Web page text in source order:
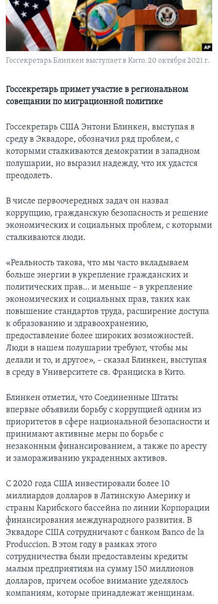
Learning English
СОЦИАЛЬНЫЕ СЕТИ
Языки
Госсекретарь Блинкен выступает в Кито. 20 октября 2021 г.
Госсекретарь примет участие в региональном
совещании по миграционной политике
Госсекретарь США Энтони Блинкен, выступая в
среду в Эквадоре, обозначил ряд проблем, с
которыми сталкиваются демократии в западном
полушарии, но выразил надежду, что их удастся
преодолеть.
В числе первоочередных задач он назвал
коррупцию, гражданскую безопасность и решение
экономических и социальных проблем, с которыми
сталкиваются люди.
«Реальность такова, что мы часто вкладываем
больше энергии в укрепление гражданских и
политических прав… и меньше – в укрепление
экономических и социальных прав, таких как
повышение стандартов труда, расширение доступа
к образованию и здравоохранению,
предоставление более широких возможностей.
Люди в нашем полушарии требуют, чтобы мы
делали и то, и другое», – сказал Блинкен, выступая
в среду в Университете св. Франциска в Кито.
Блинкен отметил, что Соединенные Штаты
впервые объявили борьбу с коррупцией одним из
приоритетов в сфере национальной безопасности и
принимают активные меры по борьбе с
незаконным финансированием, а также по аресту
и замораживанию украденных активов.
С 2020 года США инвестировали более 10
миллиардов долларов в Латинскую Америку и
страны Карибского бассейна по линии Корпорации
финансирования международного развития. В
Эквадоре США сотрудничают с банком Banco de la
Produccion. В этом году в рамках этого
сотрудничества были предоставлены кредиты
малым предприятиям на сумму 150 миллионов
долларов, причем особое внимание уделялось
компаниям, которые принадлежат женщинам.